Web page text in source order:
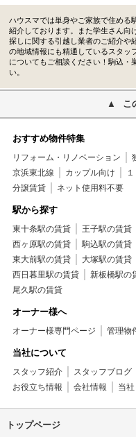
ハウスマでは単身やご家族で住める
紹介しております。また学生さん向
探しに関する引越し業者のご紹介や
の地域情報にも精通しているスタッ
についてもご相談ください！駒込・
い。
こ
おすすめ物件特集
リフォーム・リノベーション
京浜東北線
カップル向け
分譲賃貸
ネット使用料不要
駅から探す
東十条駅の賃貸 王子駅の賃貸
西ヶ原駅の賃貸
駒込駅の賃貸
東大前駅の賃貸
大塚駅の賃貸
西日暮里駅の賃貸
新板橋駅の
尾久駅の賃貸
オーナー様へ
オーナー様専門ページ 管理物
当社について
スタッフ紹介 スタッフブログ
お役立ち情報
会社情報 当
トップページ